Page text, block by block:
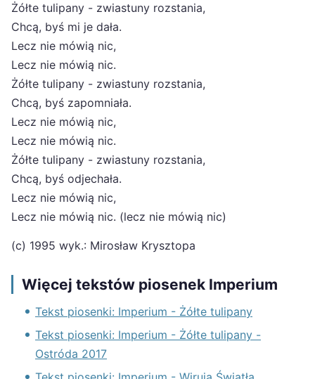
Żółte tulipany - zwiastuny rozstania,
Chcą, byś mi je dała.
Lecz nie mówią nic,
Lecz nie mówią nic.
Żółte tulipany - zwiastuny rozstania,
Chcą, byś zapomniała.
Lecz nie mówią nic,
Lecz nie mówią nic.
Żółte tulipany - zwiastuny rozstania,
Chcą, byś odjechała.
Lecz nie mówią nic,
Lecz nie mówią nic. (lecz nie mówią nic)
(c) 1995 wyk.: Mirosław Krysztopa
Więcej tekstów piosenek Imperium
Tekst piosenki: Imperium - Żółte tulipany
Tekst piosenki: Imperium - Żółte tulipany -
Ostróda 2017